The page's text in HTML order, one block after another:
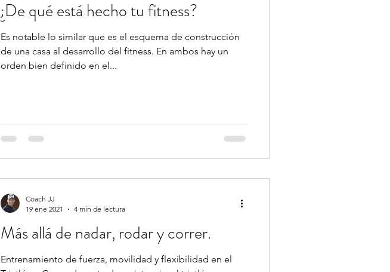
¿De qué está hecho tu fitness?
Es notable lo similar que es el esquema de construcción
de una casa al desarrollo del fitness. En ambos hay un
orden bien definido en el...
Más allá de nadar, rodar y correr.
Entrenamiento de fuerza, movilidad y flexibilidad en el
Coach JJ
19 ene 2021
4 min de lectura